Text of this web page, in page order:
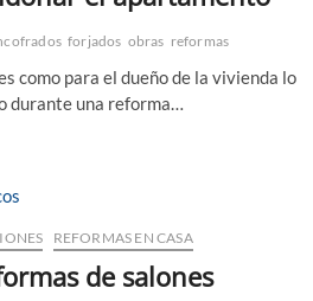
forjados obras reformas
como para el dueño de la vivienda lo
durante una reforma…
REFORMAS EN CASA
de salones